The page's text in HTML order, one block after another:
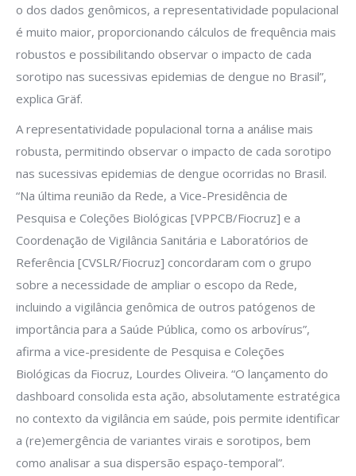
o dos dados genômicos, a representatividade populacional
é muito maior, proporcionando cálculos de frequência mais
robustos e possibilitando observar o impacto de cada
sorotipo nas sucessivas epidemias de dengue no Brasil”,
explica Gräf.
A representatividade populacional torna a análise mais
robusta, permitindo observar o impacto de cada sorotipo
nas sucessivas epidemias de dengue ocorridas no Brasil.
“Na última reunião da Rede, a Vice-Presidência de
Pesquisa e Coleções Biológicas [VPPCB/Fiocruz] e a
Coordenação de Vigilância Sanitária e Laboratórios de
Referência [CVSLR/Fiocruz] concordaram com o grupo
sobre a necessidade de ampliar o escopo da Rede,
incluindo a vigilância genômica de outros patógenos de
importância para a Saúde Pública, como os arbovírus”,
afirma a vice-presidente de Pesquisa e Coleções
Biológicas da Fiocruz, Lourdes Oliveira. “O lançamento do
dashboard consolida esta ação, absolutamente estratégica
no contexto da vigilância em saúde, pois permite identificar
a (re)emergência de variantes virais e sorotipos, bem
como analisar a sua dispersão espaço-temporal”.